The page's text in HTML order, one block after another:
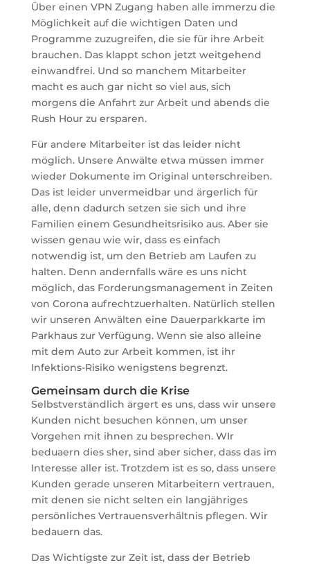
Über einen VPN Zugang haben alle immerzu die
Möglichkeit auf die wichtigen Daten und
Programme zuzugreifen, die sie für ihre Arbeit
brauchen. Das klappt schon jetzt weitgehend
einwandfrei. Und so manchem Mitarbeiter
macht es auch gar nicht so viel aus, sich
morgens die Anfahrt zur Arbeit und abends die
Rush Hour zu ersparen.
Für andere Mitarbeiter ist das leider nicht
möglich. Unsere Anwälte etwa müssen immer
wieder Dokumente im Original unterschreiben.
Das ist leider unvermeidbar und ärgerlich für
alle, denn dadurch setzen sie sich und ihre
Familien einem Gesundheitsrisiko aus. Aber sie
wissen genau wie wir, dass es einfach
notwendig ist, um den Betrieb am Laufen zu
halten. Denn andernfalls wäre es uns nicht
möglich, das Forderungsmanagement in Zeiten
von Corona aufrechtzuerhalten. Natürlich stellen
wir unseren Anwälten eine Dauerparkkarte im
Parkhaus zur Verfügung. Wenn sie also alleine
mit dem Auto zur Arbeit kommen, ist ihr
Infektions-Risiko wenigstens begrenzt.
Gemeinsam durch die Krise
Selbstverständlich ärgert es uns, dass wir unsere
Kunden nicht besuchen können, um unser
Vorgehen mit ihnen zu besprechen. WIr
beduaern dies sher, sind aber sicher, dass das im
Interesse aller ist. Trotzdem ist es so, dass unsere
Kunden gerade unseren Mitarbeitern vertrauen,
mit denen sie nicht selten ein langjähriges
persönliches Vertrauensverhältnis pflegen. Wir
bedauern das.
Das Wichtigste zur Zeit ist, dass der Betrieb